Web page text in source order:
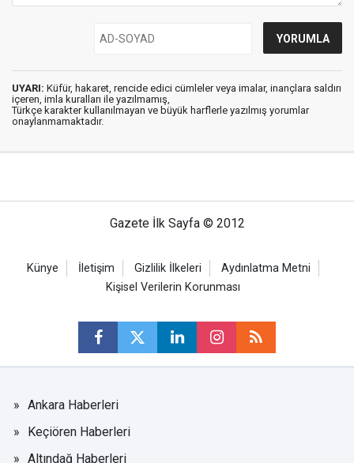
UYARI: Küfür, hakaret, rencide edici cümleler veya imalar, inançlara saldırı
içeren, imla kuralları ile yazılmamış,
Türkçe karakter kullanılmayan ve büyük harflerle yazılmış yorumlar
onaylanmamaktadır.
Gazete İlk Sayfa © 2012
Künye İletişim Gizlilik İlkeleri
Aydınlatma Metni
Kişisel Verilerin Korunması
Ankara Haberleri
Keçiören Haberleri
Altındağ Haberleri